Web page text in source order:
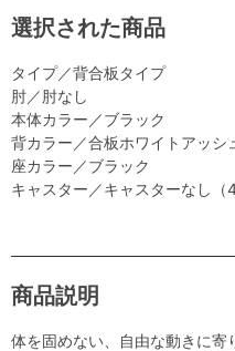
選択された商品
タイプ／背合板タイプ
肘／肘なし
本体カラー／ブラック
背カラー／合板ホワイトアッシ
座カラー／ブラック
キャスター／キャスターなし（4
商品説明
体を固めない、自由な動きに寄